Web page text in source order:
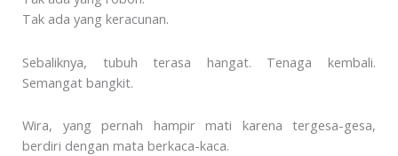
Tak ada yang keracunan.
Sebaliknya, tubuh terasa hangat. Tenaga kembali.
Semangat bangkit.
Wira, yang pernah hampir mati karena tergesa-gesa,
berdiri dengan mata berkaca-kaca.